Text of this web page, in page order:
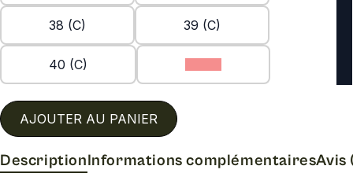
38 (C) 39 (C)
40 (C)
AJOUTER AU PANIER
DescriptionInformations complémentairesAvis